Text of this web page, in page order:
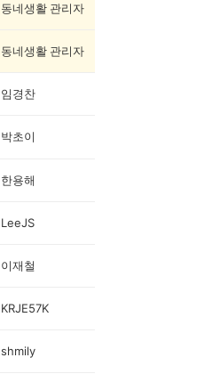
동네생활 관리자
동네생활 관리자
임경찬
박초이
한용해
LeeJS
이재철
KRJE57K
shmily